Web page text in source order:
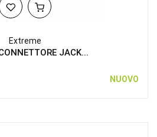
Extreme
JACK...
NUOVO